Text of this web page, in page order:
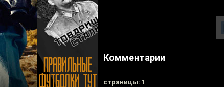
Комментарии
cтраницы: 1